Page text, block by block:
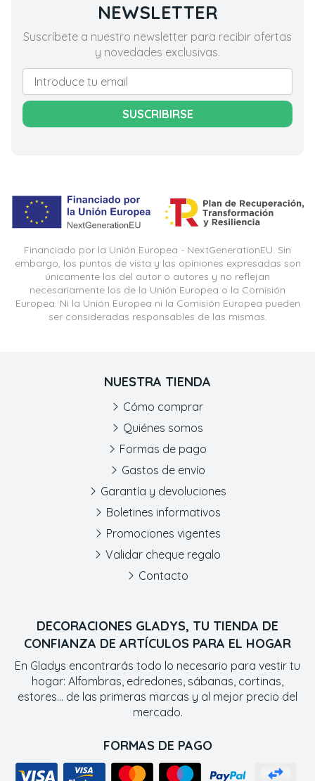
NEWSLETTER
Suscríbete a nuestro newsletter para recibir ofertas
y novedades exclusivas.
SUSCRIBIRSE
Financiado por la Unión Europea - NextGenerationEU. Sin
embargo, los puntos de vista y las opiniones expresadas son
únicamente los del autor o autores y no reflejan
necesariamente los de la Unión Europea o la Comisión
Europea. Ni la Unión Europea ni la Comisión Europea pueden
ser consideradas responsables de las mismas.
DECORACIONES GLADYS, TU TIENDA DE
CONFIANZA DE ARTÍCULOS PARA EL HOGAR
En Gladys encontrarás todo lo necesario para vestir tu
hogar: Alfombras, edredones, sábanas, cortinas,
estores... de las primeras marcas y al mejor precio del
mercado.
FORMAS DE PAGO
NUESTRA TIENDA
Cómo comprar
Quiénes somos
Formas de pago
Gastos de envío
Garantía y devoluciones
Boletines informativos
Promociones vigentes
Validar cheque regalo
Contacto